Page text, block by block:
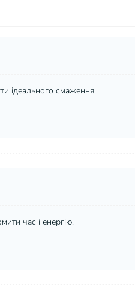
ідеального смаження.
час і енергію.